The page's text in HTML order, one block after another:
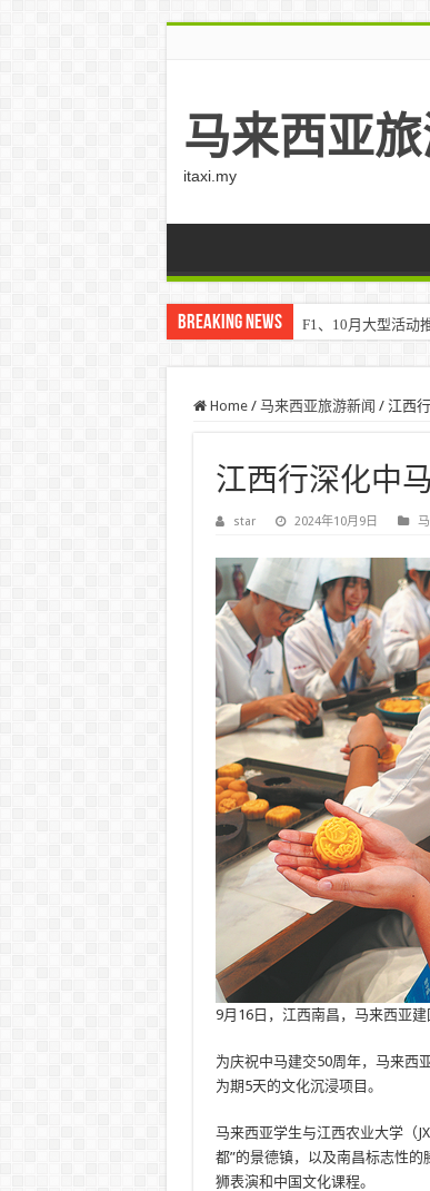
马来西亚
itaxi.my
Breaking News F1、10月大型活动
Home / 马来西亚旅游新闻 / 江西
江西行深化中
star 2024年10月9日
9月16日，江西南昌，马来西亚
为庆祝中马建交50周年，马来西
为期5天的文化沉浸项目。
马来西亚学生与江西农业大学（
都”的景德镇，以及南昌标志性
狮表演和中国文化课程。